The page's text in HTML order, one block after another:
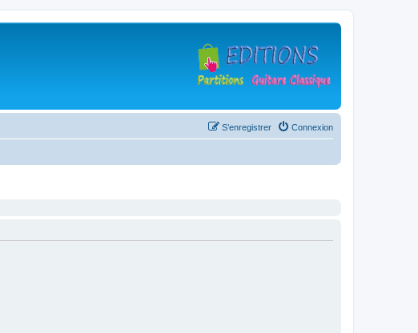
Connexion
S’enregistrer